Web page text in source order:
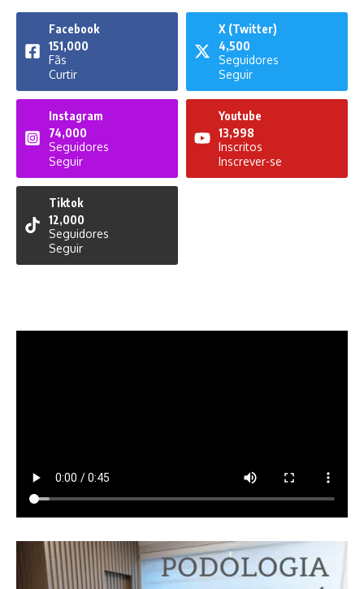
Facebook
151,000
Fãs
Curtir
X (Twitter)
4,500
Seguidores
Seguir
Instagram
74,000
Seguidores
Seguir
Youtube
13,998
Inscritos
Inscrever-se
Tiktok
12,000
Seguidores
Seguir